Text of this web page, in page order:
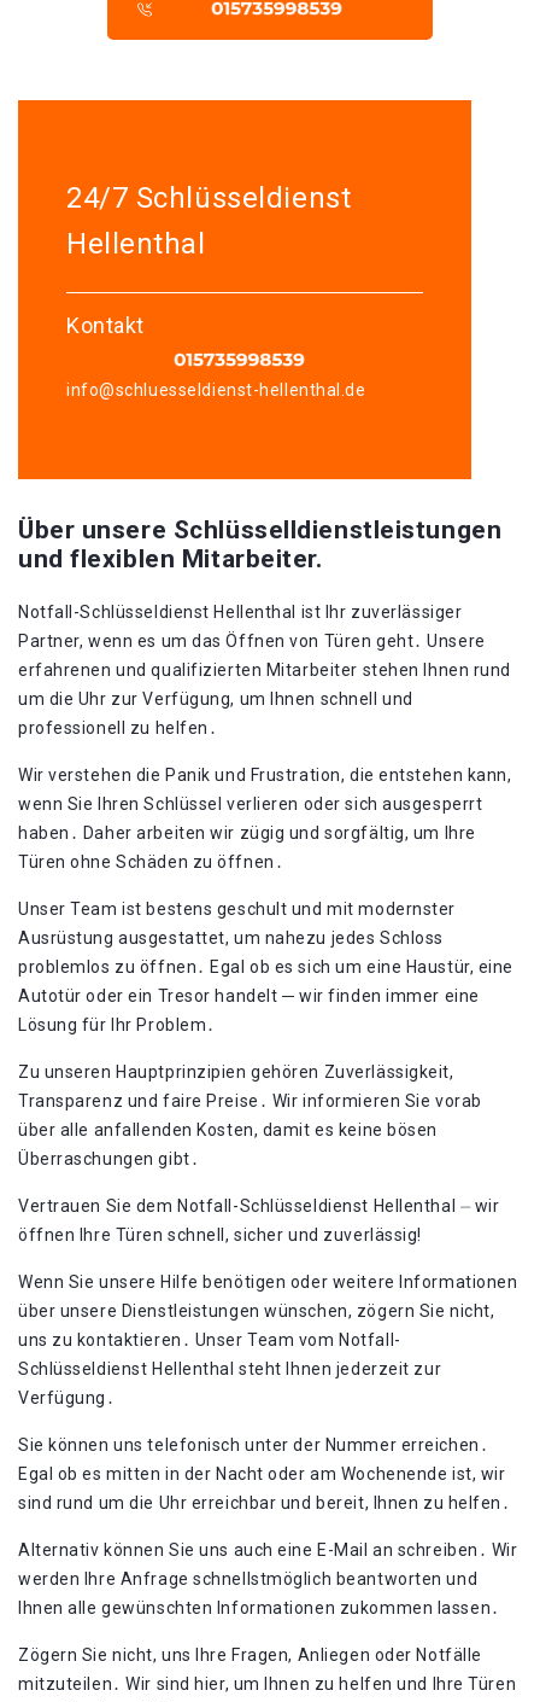
24/7 Schlüsseldienst
Hellenthal
Kontakt
info@schluesseldienst-hellenthal.de
Über unsere Schlüsselldienstleistungen
und flexiblen Mitarbeiter.
Notfall-Schlüsseldienst Hellenthal ist Ihr zuverlässiger
Partner, wenn es um das Öffnen von Türen geht․ Unsere
erfahrenen und qualifizierten Mitarbeiter stehen Ihnen rund
um die Uhr zur Verfügung, um Ihnen schnell und
professionell zu helfen․
Wir verstehen die Panik und Frustration, die entstehen kann,
wenn Sie Ihren Schlüssel verlieren oder sich ausgesperrt
haben․ Daher arbeiten wir zügig und sorgfältig, um Ihre
Türen ohne Schäden zu öffnen․
Unser Team ist bestens geschult und mit modernster
Ausrüstung ausgestattet, um nahezu jedes Schloss
problemlos zu öffnen․ Egal ob es sich um eine Haustür, eine
Autotür oder ein Tresor handelt ─ wir finden immer eine
Lösung für Ihr Problem․
Zu unseren Hauptprinzipien gehören Zuverlässigkeit,
Transparenz und faire Preise․ Wir informieren Sie vorab
über alle anfallenden Kosten, damit es keine bösen
Überraschungen gibt․
Vertrauen Sie dem Notfall-Schlüsseldienst Hellenthal ⏤ wir
öffnen Ihre Türen schnell, sicher und zuverlässig!​
Wenn Sie unsere Hilfe benötigen oder weitere Informationen
über unsere Dienstleistungen wünschen, zögern Sie nicht,
uns zu kontaktieren․ Unser Team vom Notfall-
Schlüsseldienst Hellenthal steht Ihnen jederzeit zur
Verfügung․
Sie können uns telefonisch unter der Nummer erreichen․
Egal ob es mitten in der Nacht oder am Wochenende ist, wir
sind rund um die Uhr erreichbar und bereit, Ihnen zu helfen․
Alternativ können Sie uns auch eine E-Mail an schreiben․ Wir
werden Ihre Anfrage schnellstmöglich beantworten und
Ihnen alle gewünschten Informationen zukommen lassen․
Zögern Sie nicht, uns Ihre Fragen, Anliegen oder Notfälle
mitzuteilen․ Wir sind hier, um Ihnen zu helfen und Ihre Türen